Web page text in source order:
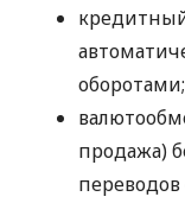
оборотами;
продажа)
переводов